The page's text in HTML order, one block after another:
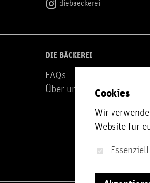
diebaeckerei
DIE BÄCKEREI
FAQs
Über uns
Cookies
Wir
Website für
Essenziell